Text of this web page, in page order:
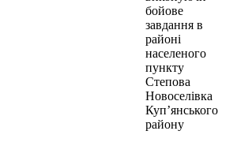
бойове
завдання в
районі
населеного
пункту
Степова
Новоселівка
Куп’янського
району